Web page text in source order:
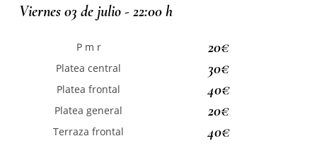
Viernes 03 de julio - 22:00 h
P m r 20€
Platea central 30€
Platea frontal 40€
Platea general 20€
Terraza frontal 40€